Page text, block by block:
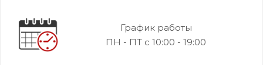
График работы
ПН - ПТ с 10:00 - 19:00